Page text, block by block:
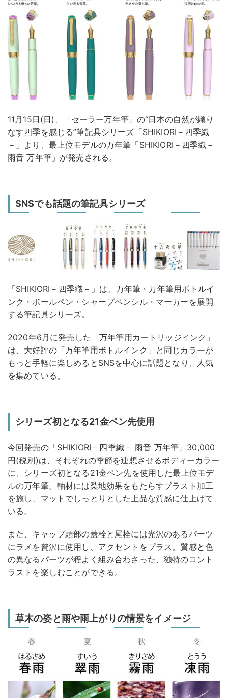
11月15日(日)、「セーラー万年筆」の“日本の自然が織り
なす四季を感じる”筆記具シリーズ「SHIKIORI－四季織
－」より、最上位モデルの万年筆「SHIKIORI－四季織－
雨音 万年筆」が発売される。
SNSでも話題の筆記具シリーズ
「SHIKIORI－四季織－」は、万年筆・万年筆用ボトルイ
ンク・ボールペン・シャープペンシル・マーカーを展開
する筆記具シリーズ。
2020年6月に発売した「万年筆用カートリッジインク」
は、大好評の「万年筆用ボトルインク」と同じカラーが
もっと手軽に楽しめるとSNSを中心に話題となり、人気
を集めている。
シリーズ初となる21金ペン先使用
今回発売の「SHIKIORI－四季織－ 雨音 万年筆」30,000
円(税別)は、それぞれの季節を連想させるボディーカラー
に、シリーズ初となる21金ペン先を使用した最上位モデ
ルの万年筆。軸材には梨地効果をもたらすブラスト加工
を施し、マットでしっとりとした上品な質感に仕上げて
いる。
また、キャップ頭部の蓋栓と尾栓には光沢のあるパーツ
にラメを贅沢に使用し、アクセントをプラス。質感と色
の異なるパーツが程よく組み合わさった、独特のコント
ラストを楽しむことができる。
草木の姿と雨や雨上がりの情景をイメージ